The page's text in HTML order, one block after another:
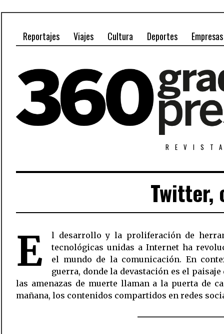
Reportajes Viajes Cultura Deportes Empresas
Twitter,
E
l desarrollo y la proliferación de
tecnológicas unidas a Internet ha
el mundo de la comunicación. En
guerra, donde la devastación es el
las amenazas de muerte llaman a la puerta de
mañana, los contenidos compartidos en redes
información ciudadana han conseguido
oficial. Si Vietnam se dio a conocer como
‘Guerra en Televisión’, Siria acabará siendo -si